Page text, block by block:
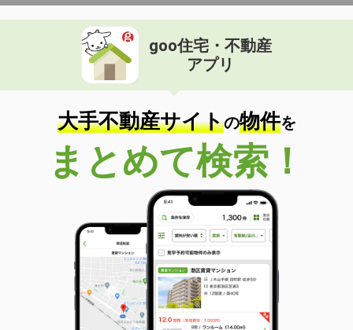
goo住宅・不動産
アプリ
大手不動産サイトの物件を
まとめて検索！